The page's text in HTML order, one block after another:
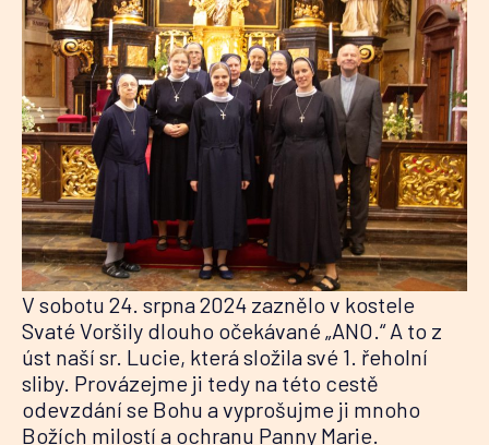
V sobotu 24. srpna 2024 zaznělo v kostele
Svaté Voršily dlouho očekávané „ANO.“ A to z
úst naší sr. Lucie, která složila své 1. řeholní
sliby. Provázejme ji tedy na této cestě
odevzdání se Bohu a vyprošujme ji mnoho
Božích milostí a ochranu Panny Marie.